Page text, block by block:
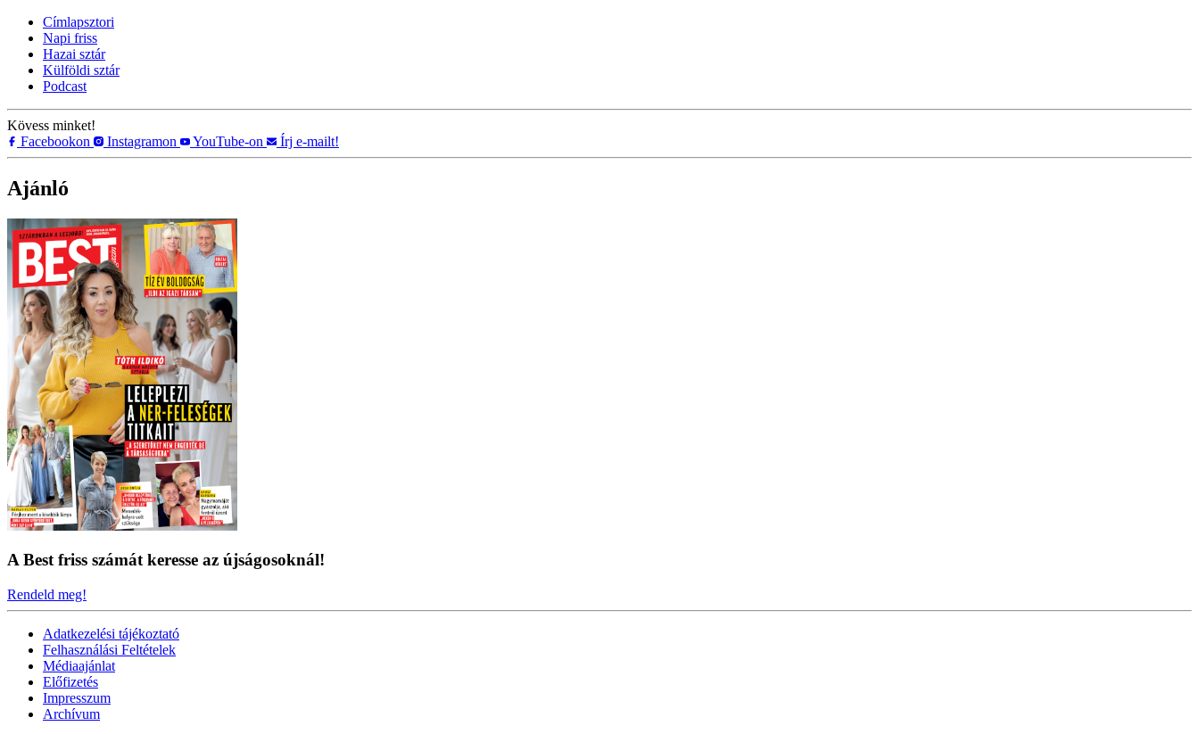
Címlapsztori
Napi friss
Hazai sztár
Külföldi sztár
Podcast
Kövess minket!
Facebookon
Instagramon YouTube-on Írj e-mailt!
Ajánló
A Best friss számát keresse az újságosoknál!
Rendeld meg!
Adatkezelési tájékoztató
Felhasználási Feltételek
Médiaajánlat
Előfizetés
Impresszum
Archívum